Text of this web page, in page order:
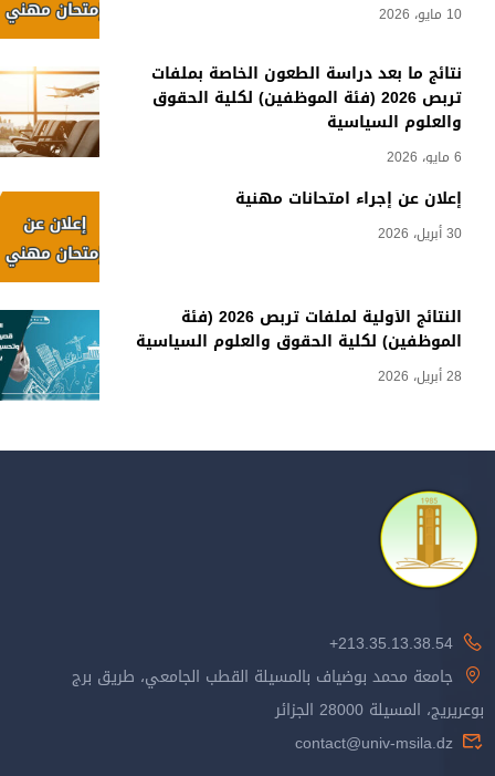
10 مايو، 2026
نتائج ما بعد دراسة الطعون الخاصة بملفات
تربص 2026 (فئة الموظفين) لكلية الحقوق
والعلوم السياسية
6 مايو، 2026
إعلان عن إجراء امتحانات مهنية
30 أبريل، 2026
النتائج الأولية لملفات تربص 2026 (فئة
الموظفين) لكلية الحقوق والعلوم السياسية
28 أبريل، 2026
213.35.13.38.54+
جامعة محمد بوضياف بالمسيلة القطب الجامعي، طريق برج
بوعريريج، المسيلة 28000 الجزائر
contact@univ-msila.dz